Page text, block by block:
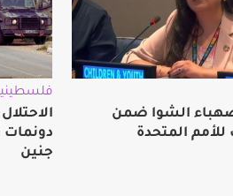
الشوا ضمن
للأمم المتحدة
جنين